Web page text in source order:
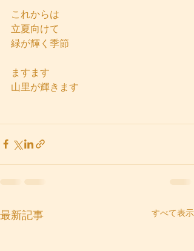
これからは
立夏向けて
緑が輝く季節
ますます
山里が輝きます
最新記事 すべて表示